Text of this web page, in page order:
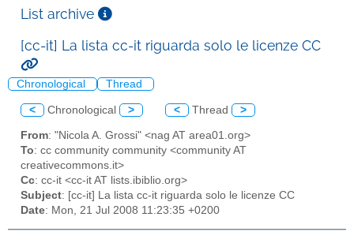
List archive
[cc-it] La lista cc-it riguarda solo le licenze CC
Chronological Thread
< Chronological > < Thread >
From: "Nicola A. Grossi" <nag AT area01.org>
To: cc community community <community AT
creativecommons.it>
Cc: cc-it <cc-it AT lists.ibiblio.org>
Subject: [cc-it] La lista cc-it riguarda solo le licenze CC
Date: Mon, 21 Jul 2008 11:23:35 +0200